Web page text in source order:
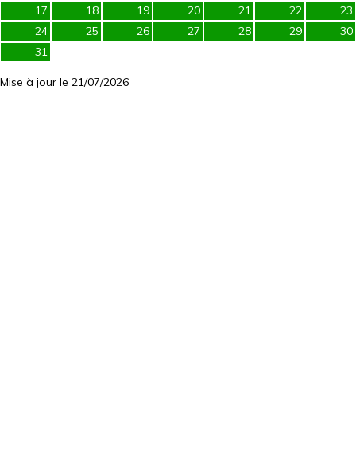
17
18 19 20 21 22
23
24
25 26 27 28 29
30
31
Mise à jour le 21/07/2026